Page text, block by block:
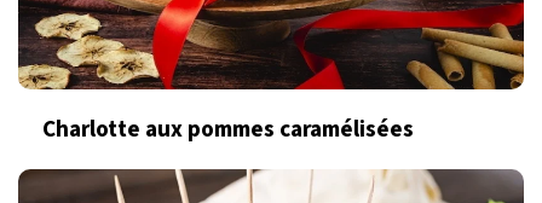
Charlotte aux pommes caramélisées